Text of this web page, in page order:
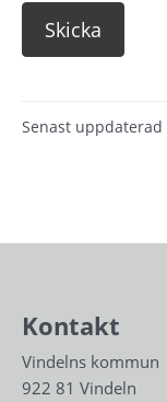
Senast uppdaterad
Kontakt
Vindelns kommun
922 81 Vindeln